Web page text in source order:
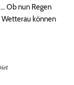
Ob nun Regen
können